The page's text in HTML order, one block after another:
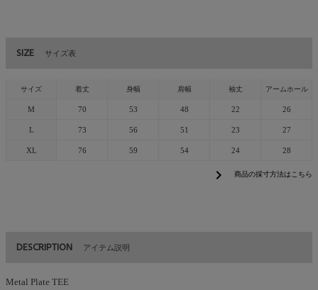
SIZE サイズ表
サイズ 着丈 身幅 肩幅 袖丈 アームホール
M 70 53 48 22 26
L 73 56 51 23 27
XL 76 59 54 24 28
chevron_right 商品の採寸方法はこちら
DESCRIPTION アイテム説明
Metal Plate TEE